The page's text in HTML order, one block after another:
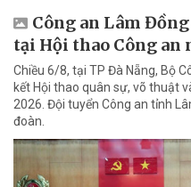
Công an Lâm
tại Hội thao Công an
Chiều 6/8, tại TP Đà Nẵng, Bộ
kết Hội thao quân sự, võ thuật
2026. Đội tuyển Công an tỉnh
đoàn.